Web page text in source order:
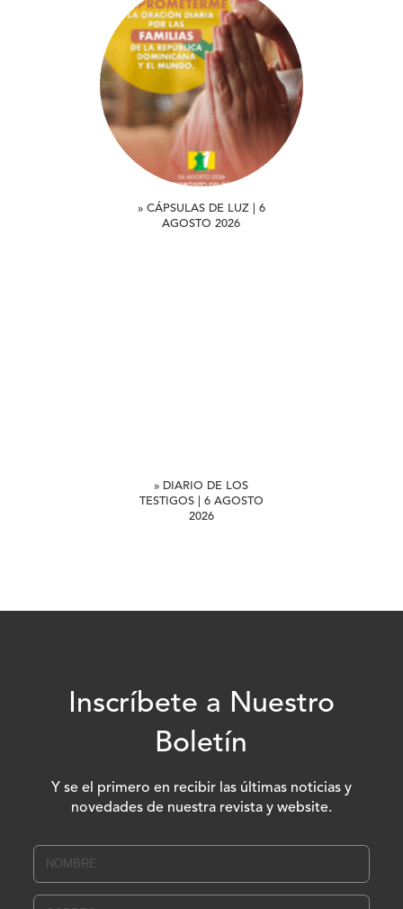
» CÁPSULAS DE LUZ | 6
AGOSTO 2026
» DIARIO DE LOS
TESTIGOS | 6 AGOSTO
2026
Inscríbete a Nuestro
Boletín
Y se el primero en recibir las últimas noticias y
novedades de nuestra revista y website.